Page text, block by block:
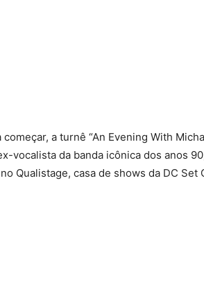
a turnê “An Evening With
vocalista da banda icônica dos anos
Qualistage, casa de shows da DC Set